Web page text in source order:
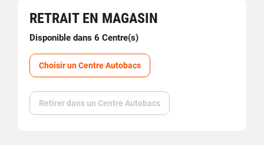
RETRAIT EN MAGASIN
Disponible dans 6 Centre(s)
Choisir un Centre Autobacs
Retirer dans un Centre Autobacs